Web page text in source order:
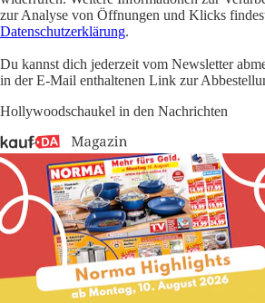
zur Analyse von Öffnungen und Klicks
Datenschutzerklärung.
Du kannst dich jederzeit vom Newsletter
in der E-Mail enthaltenen Link zur
Hollywoodschaukel in den Nachrichten